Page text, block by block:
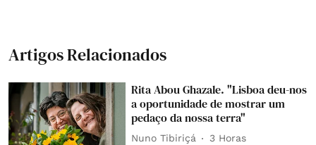
Artigos Relacionados
Rita Abou Ghazale. "Lisboa deu-nos
a oportunidade de mostrar um
pedaço da nossa terra"
Nuno Tibiriçá 3 Horas